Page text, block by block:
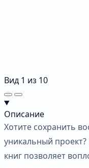
Вид 1 из 10
Описание
Хотите сохранить
уникальный
книг позволяет